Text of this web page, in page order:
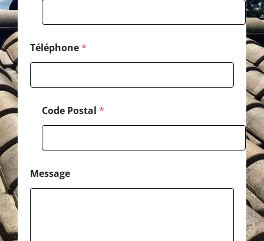
Téléphone*
m
E
-
m
a
i
l
Code Postal *
Message